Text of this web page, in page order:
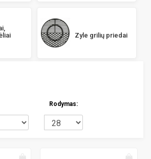
Zyle grilių priedai
Rodymas: